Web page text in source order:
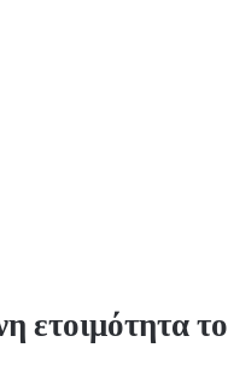
ετοιμότητα